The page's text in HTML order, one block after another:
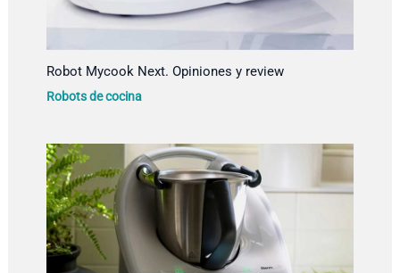
Robot Mycook Next. Opiniones y review
Robots de cocina